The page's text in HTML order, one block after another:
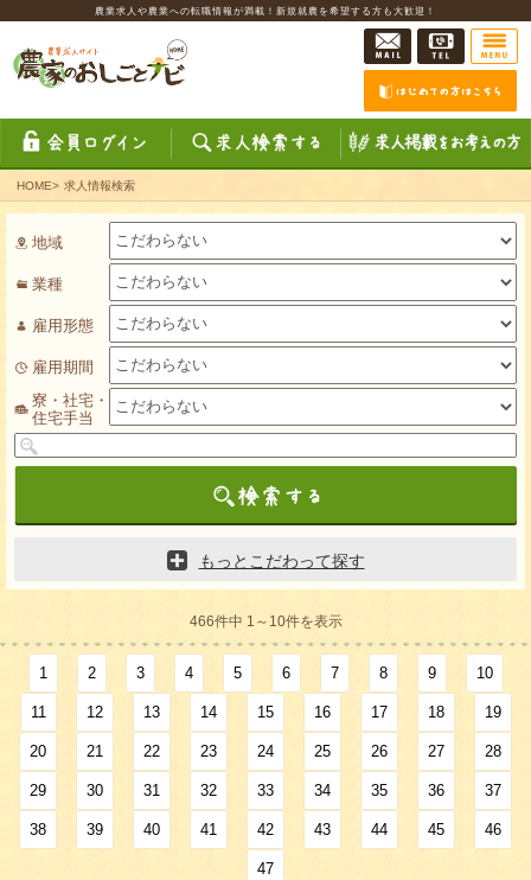
農業求人や農業への転職情報が満載！新規就農を希望する方も大歓迎！
HOME> 求人情報検索
地域
業種
雇用形態
雇用期間
寮・社宅・
住宅手当
もっとこだわって探す
466件中 1～10件を表示
1 2 3 4 5 6 7 8 9 10
11 12 13 14 15 16 17 18 19
20 21 22 23 24 25 26 27 28
29 30 31 32 33 34 35 36 37
38 39 40 41 42 43 44 45 46
47